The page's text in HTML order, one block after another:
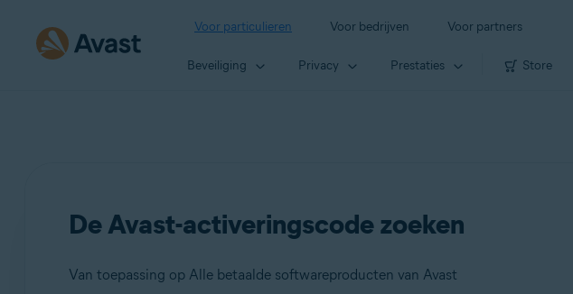
Voor particulieren Voor bedrijven Voor partners
Beveiliging Privacy Prestaties Store
De Avast-activeringscode zoeken
Van toepassing op Alle betaalde softwareproducten van Avast